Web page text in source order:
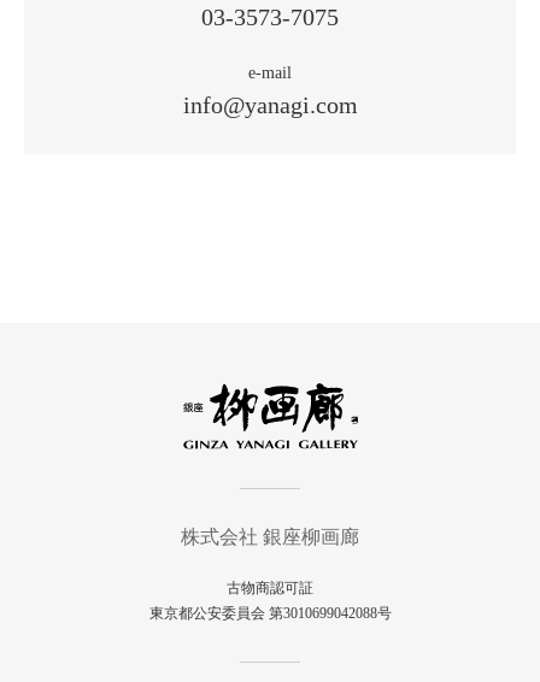
03-3573-7075
e-mail
info@yanagi.com
株式会社 銀座柳画廊
古物商認可証
東京都公安委員会 第3010699042088号